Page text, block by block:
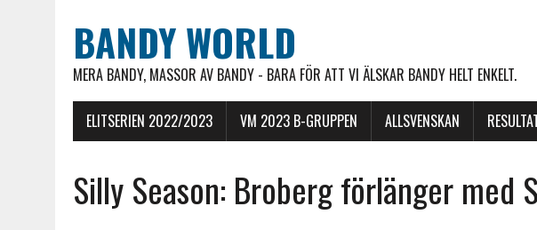
BANDY WORLD
MERA BANDY, MASSOR AV BANDY - BARA FÖR ATT VI ÄLSKAR BANDY HELT ENKELT.
ELITSERIEN 2022/2023 VM 2023 B-GRUPPEN ALLSVENSKAN
Silly Season: Broberg förlänger med